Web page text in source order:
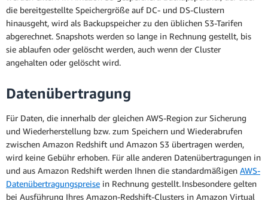
die bereitgestellte Speichergröße auf DC- und DS-Clustern
hinausgeht, wird als Backupspeicher zu den üblichen S3-Tarifen
abgerechnet. Snapshots werden so lange in Rechnung gestellt, bis
sie ablaufen oder gelöscht werden, auch wenn der Cluster
angehalten oder gelöscht wird.
Datenübertragung
Für Daten, die innerhalb der gleichen AWS-Region zur Sicherung
und Wiederherstellung bzw. zum Speichern und Wiederabrufen
zwischen Amazon Redshift und Amazon S3 übertragen werden,
wird keine Gebühr erhoben. Für alle anderen Datenübertragungen in
und aus Amazon Redshift werden Ihnen die standardmäßigen AWS-
Datenübertragungspreise in Rechnung gestellt. Insbesondere gelten
bei Ausführung Ihres Amazon-Redshift-Clusters in Amazon Virtual